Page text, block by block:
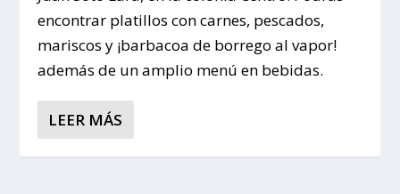
encontrar platillos con carnes, pescados,
mariscos y ¡barbacoa de borrego al vapor!
además de un amplio menú en bebidas.
LEER MÁS